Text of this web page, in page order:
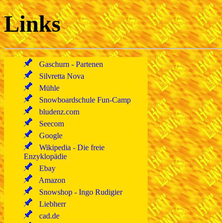
Links
Gaschurn - Partenen
Silvretta Nova
Mühle
Snowboardschule Fun-Camp
bludenz.com
Seecom
Google
Wikipedia - Die freie
Enzyklopädie
Ebay
Amazon
Snowshop - Ingo Rudigier
Liebherr
cad.de